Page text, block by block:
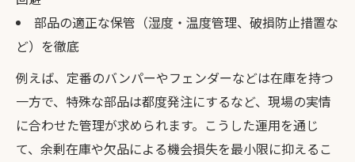
部品管理効率化が鈑金塗装業務のコスト削
減に直結
部品の適正な保管（湿度・温度管理、破損防止措置な
ど）を徹底
例えば、定番のバンパーやフェンダーなどは在庫を持つ
一方で、特殊な部品は都度発注にするなど、現場の実情
に合わせた管理が求められます。こうした運用を通じ
て、余剰在庫や欠品による機会損失を最小限に抑えるこ